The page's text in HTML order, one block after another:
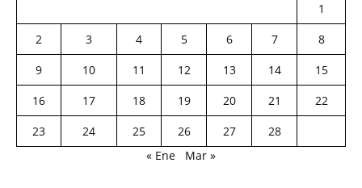
1
2
3 4 5 6 7
8
9
10 11 12 13 14
15
16
17 18 19 20 21
22
23
24 25 26 27
28
« Ene
Mar »